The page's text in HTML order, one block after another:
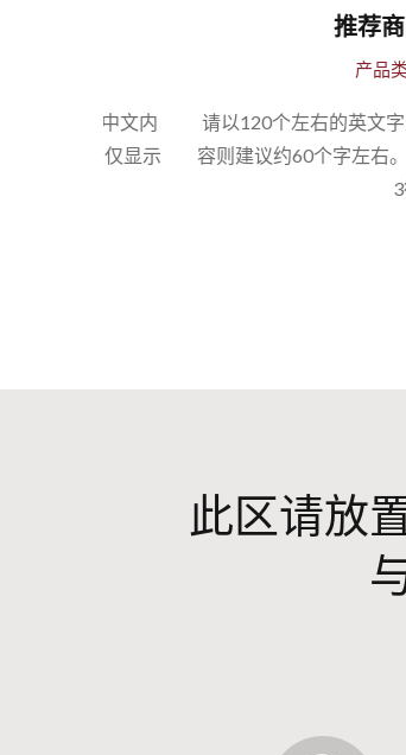
推荐商品名称二
产品类别或序号
请以120个左右的英文字元来介绍
容则建议约60个字左右。此区域文
此区请放